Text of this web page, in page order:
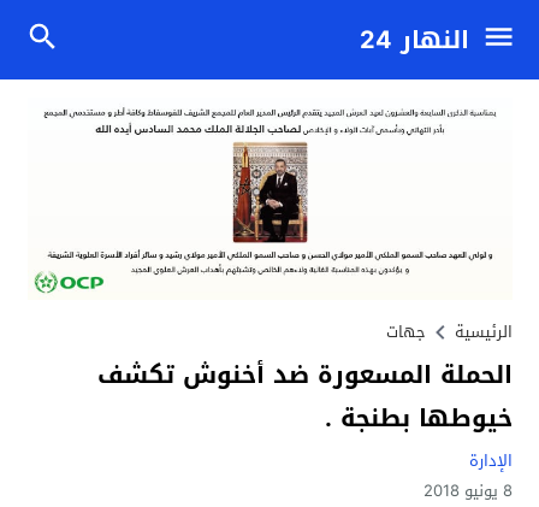
النهار 24
الرئيسية جهات
الحملة المسعورة ضد أخنوش تكشف
خيوطها بطنجة .
الإدارة
8 يونيو 2018